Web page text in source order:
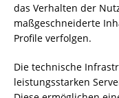
das Verhalten der
maßgeschneiderte
Profile verfolgen.
Die technische
leistungsstarken